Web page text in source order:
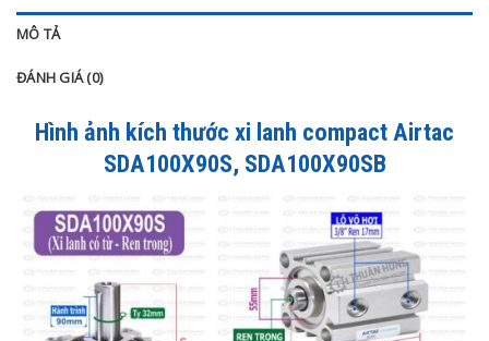
MÔ TẢ
ĐÁNH GIÁ (0)
Hình ảnh kích thước xi lanh compact Airtac
SDA100X90S, SDA100X90SB